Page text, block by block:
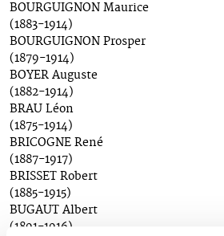
BOURGUIGNON Maurice
(1883-1914)
BOURGUIGNON Prosper
(1879-1914)
BOYER Auguste
(1882-1914)
BRAU Léon
(1875-1914)
BRICOGNE René
(1887-1917)
BRISSET Robert
(1885-1915)
BUGAUT Albert
(1891-1916)